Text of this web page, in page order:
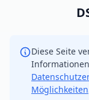
Diese Seite
Möglichkeiten